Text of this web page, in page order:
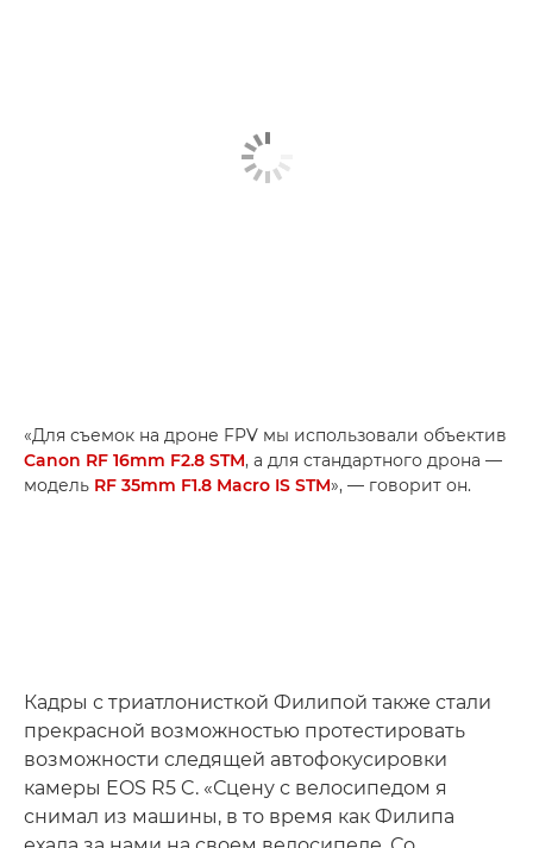
«Для съемок на дроне FPV мы использовали объектив
Canon RF 16mm F2.8 STM, а для стандартного дрона —
модель RF 35mm F1.8 Macro IS STM», — говорит он.
Кадры с триатлонисткой Филипой также стали
прекрасной возможностью протестировать
возможности следящей автофокусировки
камеры EOS R5 C. «Сцену с велосипедом я
снимал из машины, в то время как Филипа